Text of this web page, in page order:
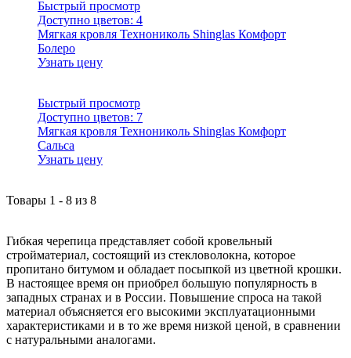
Быстрый просмотр
Доступно цветов: 4
Мягкая кровля Технониколь Shinglas Комфорт
Болеро
Узнать цену
Быстрый просмотр
Доступно цветов: 7
Мягкая кровля Технониколь Shinglas Комфорт
Сальса
Узнать цену
Товары 1 - 8 из 8
Гибкая черепица представляет собой кровельный
стройматериал, состоящий из стекловолокна, которое
пропитано битумом и обладает посыпкой из цветной крошки.
В настоящее время он приобрел большую популярность в
западных странах и в России. Повышение спроса на такой
материал объясняется его высокими эксплуатационными
характеристиками и в то же время низкой ценой, в сравнении
с натуральными аналогами.